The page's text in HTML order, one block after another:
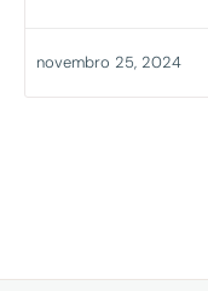
novembro 25, 2024